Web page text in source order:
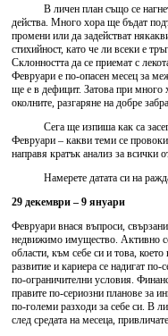
В личен план също се
действа. Много хора ще бъдат
промени или да задействат
стихийност, като че ли всеки е
Склонността да се приемат с
Февруари е по-опасен месец за
ще е в дефицит. Затова при много
околните, разгаряне на добре
Сега ще изпиша как са
Февруари – какви теми се
направя кратък анализ за всички
Намерете датата си на
29 декември – 9 януари
Февруари внася въпроси,
недвижимо имущество. Активно
области, към себе си и това,
развитие и кариера се надигат
по-ограничителни условия.
правите по-сериозни планове за
по-големи разходи за себе си. В
след средата на месеца,